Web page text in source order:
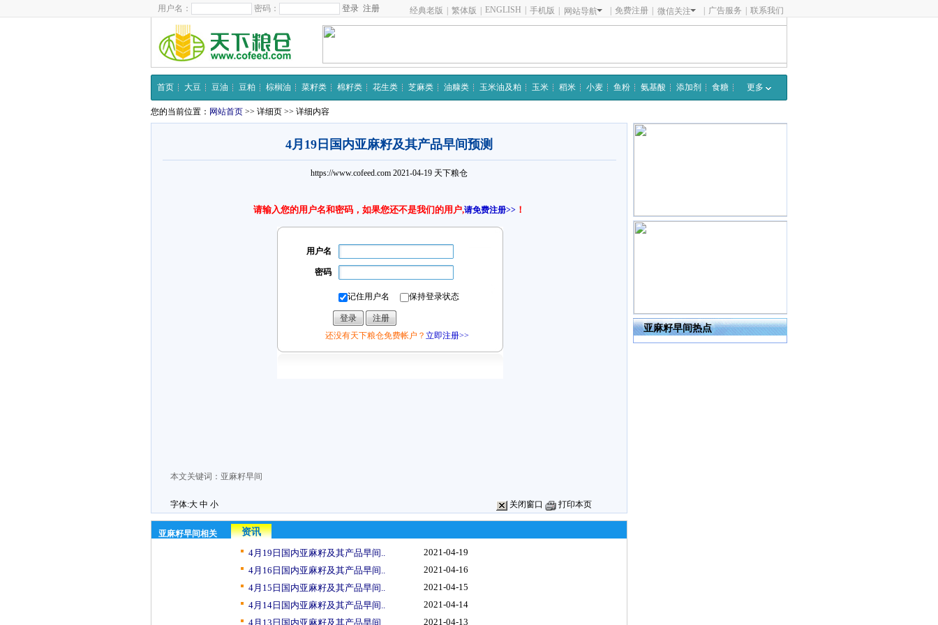
用户名： 密码： 注册 经典老版 繁体版 ENGLISH 手机版 网站导航 免费注册 微信关注 广告服务 联系我们
首页 大豆 豆油 豆粕 棕榈油 菜籽类 棉籽类 花生类 芝麻类 油糠类 玉米油及粕 玉米 稻米 小麦 鱼粉 氨基酸 添加剂 食糖 更多
您的当前位置： 网站首页 >> 详细页 >> 详细内容
4月19日国内亚麻籽及其产品早间预测
https://www.cofeed.com 2021-04-19 天下粮仓
请输入您的用户名和密码，如果您还不是我们的用户,请免费注册>> ！
用户名
密码
记住用户名 保持登录状态
还没有天下粮仓免费帐户？ 立即注册>>
本文关键词： 亚麻籽早间
字体:大 中 小 关闭窗口 打印本页
亚麻籽早间相关
资讯
4月19日国内亚麻籽及其产品早间..
2021-04-19
4月16日国内亚麻籽及其产品早间..
2021-04-16
4月15日国内亚麻籽及其产品早间..
2021-04-15
4月14日国内亚麻籽及其产品早间..
2021-04-14
4月13日国内亚麻籽及其产品早间..
2021-04-13
亚麻籽早间热点